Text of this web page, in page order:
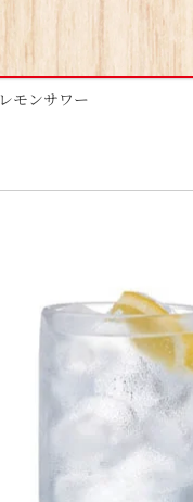
レモンサワー